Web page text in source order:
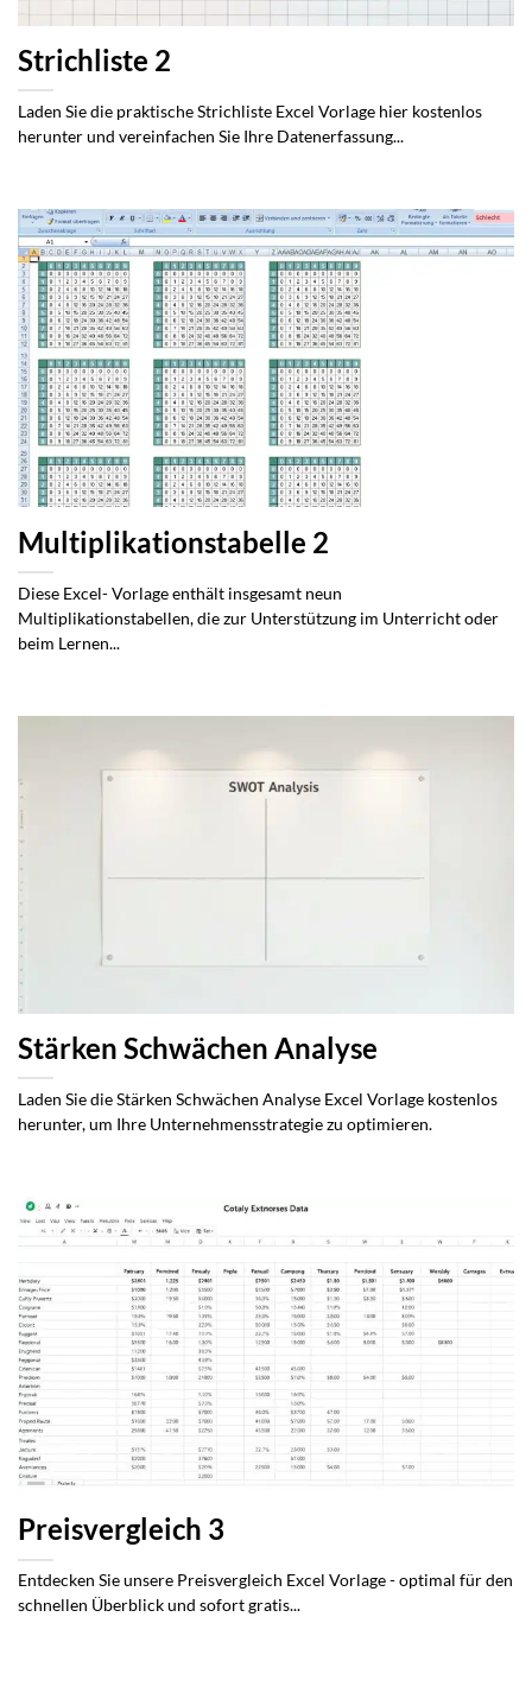
Strichliste 2
Laden Sie die praktische Strichliste Excel Vorlage hier kostenlos
herunter und vereinfachen Sie Ihre Datenerfassung...
Multiplikationstabelle 2
Diese Excel- Vorlage enthält insgesamt neun
Multiplikationstabellen, die zur Unterstützung im Unterricht oder
beim Lernen...
Stärken Schwächen Analyse
Laden Sie die Stärken Schwächen Analyse Excel Vorlage kostenlos
herunter, um Ihre Unternehmensstrategie zu optimieren.
Preisvergleich 3
Entdecken Sie unsere Preisvergleich Excel Vorlage - optimal für den
schnellen Überblick und sofort gratis...